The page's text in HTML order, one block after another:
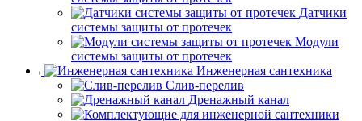
Датчики
системы защиты от протечек
Модули
системы защиты от протечек
Инженерная сантехника
Слив-перелив
Дренажный канал